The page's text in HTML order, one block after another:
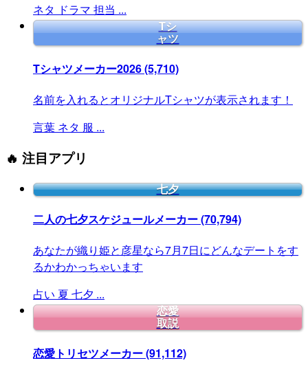
ネタ ドラマ 担当 ...
Tシ
ャツ
Tシャツメーカー2026(5,710)
名前を入れるとオリジナルTシャツが表示されます！
言葉 ネタ 服 ...
🔥 注目アプリ
七夕
二人の七夕スケジュールメーカー(70,794)
あなたが織り姫と彦星なら7月7日にどんなデートをす
るかわかっちゃいます
占い 夏 七夕 ...
恋愛
取説
恋愛トリセツメーカー(91,112)